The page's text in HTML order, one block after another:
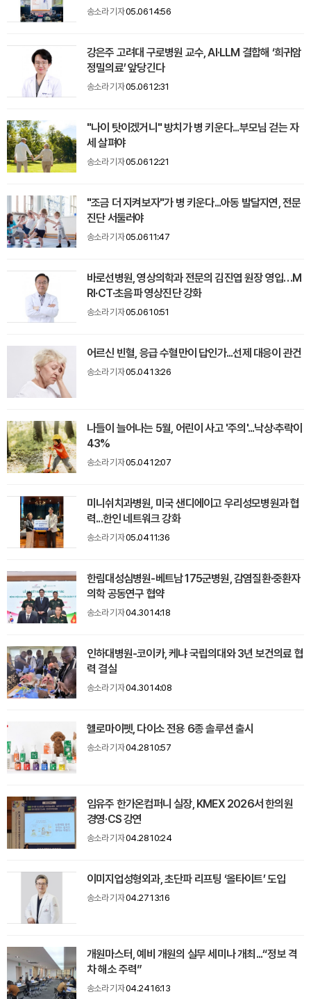
송소라 기자05.06 14:56
강은주 고려대 구로병원 교수, AI·LLM 결합해 ‘희귀암
정밀의료’ 앞당긴다
송소라 기자05.06 12:31
"나이 탓이겠거니" 방치가 병 키운다...부모님 걷는 자
세 살펴야
송소라 기자05.06 12:21
"조금 더 지켜보자"가 병 키운다...아동 발달지연, 전문
진단 서둘러야
송소라 기자05.06 11:47
바로선병원, 영상의학과 전문의 김진엽 원장 영입…M
RI∙CT∙초음파 영상진단 강화
송소라 기자05.06 10:51
어르신 빈혈, 응급 수혈만이 답인가...선제 대응이 관건
송소라 기자05.04 13:26
나들이 늘어나는 5월, 어린이 사고 '주의'...낙상·추락이
43%
송소라 기자05.04 12:07
미니쉬치과병원, 미국 샌디에이고 우리성모병원과 협
력...한인 네트워크 강화
송소라 기자05.04 11:36
한림대성심병원-베트남 175군병원, 감염질환·중환자
의학 공동연구 협약
송소라 기자04.30 14:18
인하대병원-코이카, 케냐 국립의대와 3년 보건의료 협
력 결실
송소라 기자04.30 14:08
헬로마이펫, 다이소 전용 6종 솔루션 출시
송소라 기자04.28 10:57
임유주 한가온컴퍼니 실장, KMEX 2026서 한의원
경영·CS 강연
송소라 기자04.28 10:24
이미지업성형외과, 초단파 리프팅 ‘올타이트’ 도입
송소라 기자04.27 13:16
개원마스터, 예비 개원의 실무 세미나 개최...“정보 격
차 해소 주력”
송소라 기자04.24 16:13